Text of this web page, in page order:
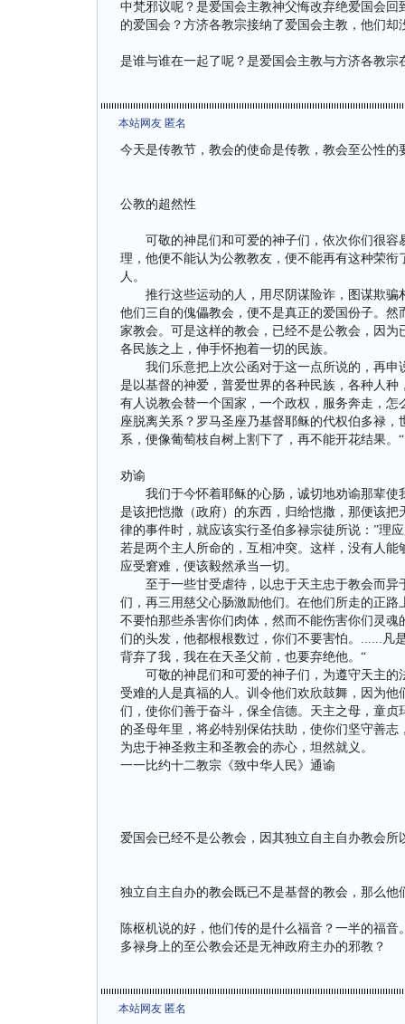
中梵邪议呢？是爱国会主教神父悔改弃绝爱国会
的爱国会？方济各教宗接纳了爱国会主教，他们
是谁与谁在一起了呢？是爱国会主教与方济各教
本站网友 匿名
今天是传教节，教会的使命是传教，教会至公性
公教的超然性
可敬的神昆们和可爱的神子们，依次你们很容
理，他便不能认为公教教友，便不能再有这种荣
人。
推行这些运动的人，用尽阴谋险诈，图谋欺骗
他们三自的傀儡教会，便不是真正的爱国份子。
家教会。可是这样的教会，已经不是公教会，因
各民族之上，伸手怀抱着一切的民族。
我们乐意把上次公函对于这一点所说的，再申
是以基督的神爱，普爱世界的各种民族，各种人
有人说教会替一个国家，一个政权，服务奔走，
座脱离关系？罗马圣座乃基督耶稣的代权伯多禄
系，便像葡萄枝自树上割下了，再不能开花结果。“
劝谕
我们于今怀着耶稣的心肠，诚切地劝谕那辈使
是该把恺撒（政府）的东西，归给恺撒，那便该
律的事件时，就应该实行圣伯多禄宗徒所说：”理
若是两个主人所命的，互相冲突。这样，没有人
应受窘难，便该毅然承当一切。
至于一些甘受虐待，以忠于天主忠于教会而异
们，再三用慈父心肠激励他们。在他们所走的正
不要怕那些杀害你们肉体，然而不能伤害你们灵
们的头发，他都根根数过，你们不要害怕。......凡
背弃了我，我在在天圣父前，也要弃绝他。“
可敬的神昆们和可爱的神子们，为遵守天主的
受难的人是真福的人。训令他们欢欣鼓舞，因为
们，使你们善于奋斗，保全信德。天主之母，童
的圣母年里，将必特别保佑扶助，使你们坚守善
为忠于神圣救主和圣教会的赤心，坦然就义。
一一比约十二教宗《致中华人民》通谕
爱国会已经不是公教会，因其独立自主自办教会所
独立自主自办的教会既已不是基督的教会，那么
陈枢机说的好，他们传的是什么福音？一半的福
多禄身上的至公教会还是无神政府主办的邪教？
本站网友 匿名